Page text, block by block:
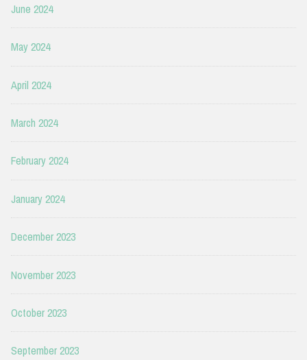
June 2024
May 2024
April 2024
March 2024
February 2024
January 2024
December 2023
November 2023
October 2023
September 2023